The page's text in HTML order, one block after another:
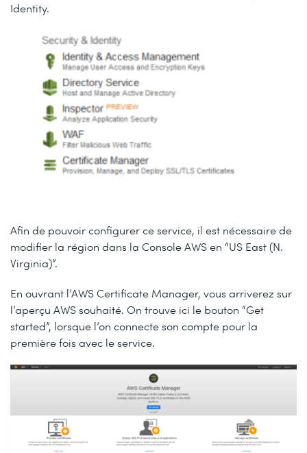
Identity.
Afin de pouvoir configurer ce service, il est nécessaire de
modifier la région dans la Console AWS en “US East (N.
Virginia)”.
En ouvrant l’AWS Certificate Manager, vous arriverez sur
l’aperçu AWS souhaité. On trouve ici le bouton “Get
started”, lorsque l’on connecte son compte pour la
première fois avec le service.